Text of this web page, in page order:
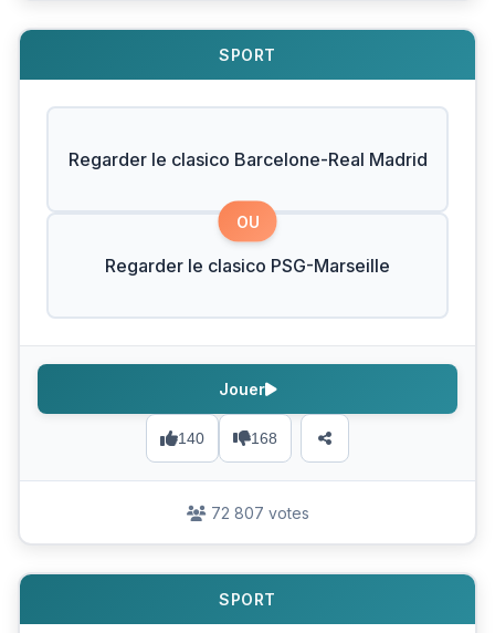
SPORT
Regarder le clasico Barcelone-Real Madrid
OU
Regarder le clasico PSG-Marseille
140 168
Jouer
72 807 votes
SPORT